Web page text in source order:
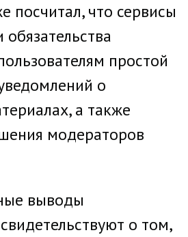
посчитал, что сервисы
простой
о
а также
модераторов
выводы
о том,